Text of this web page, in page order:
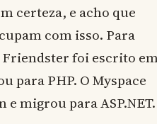
certeza, e acho que
com isso. Para
foi escrito
para PHP. O Myspace
migrou para ASP.NET.